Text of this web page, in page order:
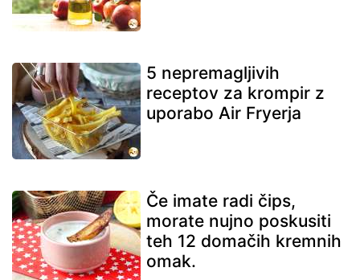
5 nepremagljivih
receptov za krompir z
uporabo Air Fryerja
Če imate radi čips,
morate nujno poskusiti
teh 12 domačih kremnih
omak.